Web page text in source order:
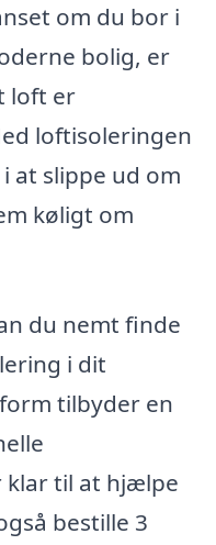
om du bor i
bolig, er
loft er
loftisoleringen
at slippe ud om
køligt om
du nemt finde
i dit
tilbyder en
klar til at hjælpe
bestille 3